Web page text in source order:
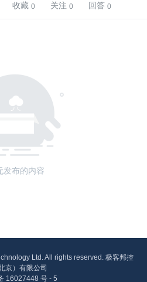
收藏 关注 回答
发布的内容
Ltd. All rights reserved. 极客邦控
京）有限公司
16027448 号 - 5